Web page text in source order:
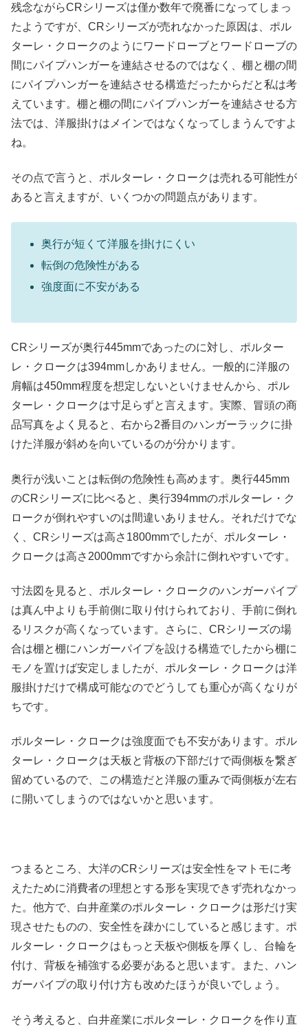
残念ながらCRシリーズは僅か数年で廃番になってしまっ
たようですが、CRシリーズが売れなかった原因は、ポル
ターレ・クロークのようにワードローブとワードローブの
間にパイプハンガーを連結させるのではなく、棚と棚の間
にパイプハンガーを連結させる構造だったからだと私は考
えています。棚と棚の間にパイプハンガーを連結させる方
法では、洋服掛けはメインではなくなってしまうんですよ
ね。
その点で言うと、ポルターレ・クロークは売れる可能性が
あると言えますが、いくつかの問題点があります。
奥行が短くて洋服を掛けにくい
転倒の危険性がある
強度面に不安がある
CRシリーズが奥行445mmであったのに対し、ポルター
レ・クロークは394mmしかありません。一般的に洋服の
肩幅は450mm程度を想定しないといけませんから、ポル
ターレ・クロークは寸足らずと言えます。実際、冒頭の商
品写真をよく見ると、右から2番目のハンガーラックに掛
けた洋服が斜めを向いているのが分かります。
奥行が浅いことは転倒の危険性も高めます。奥行445mm
のCRシリーズに比べると、奥行394mmのポルターレ・ク
ロークが倒れやすいのは間違いありません。それだけでな
く、CRシリーズは高さ1800mmでしたが、ポルターレ・
クロークは高さ2000mmですから余計に倒れやすいです。
寸法図を見ると、ポルターレ・クロークのハンガーパイプ
は真ん中よりも手前側に取り付けられており、手前に倒れ
るリスクが高くなっています。さらに、CRシリーズの場
合は棚と棚にハンガーパイプを設ける構造でしたから棚に
モノを置けば安定しましたが、ポルターレ・クロークは洋
服掛けだけで構成可能なのでどうしても重心が高くなりが
ちです。
ポルターレ・クロークは強度面でも不安があります。ポル
ターレ・クロークは天板と背板の下部だけで両側板を繋ぎ
留めているので、この構造だと洋服の重みで両側板が左右
に開いてしまうのではないかと思います。
つまるところ、大洋のCRシリーズは安全性をマトモに考
えたために消費者の理想とする形を実現できず売れなかっ
た。他方で、白井産業のポルターレ・クロークは形だけ実
現させたものの、安全性を疎かにしていると感じます。ポ
ルターレ・クロークはもっと天板や側板を厚くし、台輪を
付け、背板を補強する必要があると思います。また、ハン
ガーパイプの取り付け方も改めたほうが良いでしょう。
そう考えると、白井産業にポルターレ・クロークを作り直